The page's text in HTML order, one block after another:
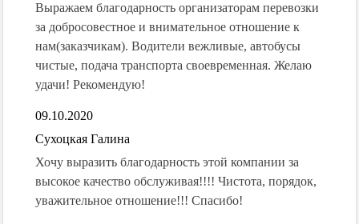
Выражаем благодарность организаторам перевозки
за добросовестное и внимательное отношение к
нам(заказчикам). Водители вежливые, автобусы
чистые, подача транспорта своевременная. Желаю
удачи! Рекомендую!
09.10.2020
Сухоцкая Галина
Хочу выразить благодарность этой компании за
высокое качество обслуживая!!!! Чистота, порядок,
уважительное отношение!!! Спасибо!